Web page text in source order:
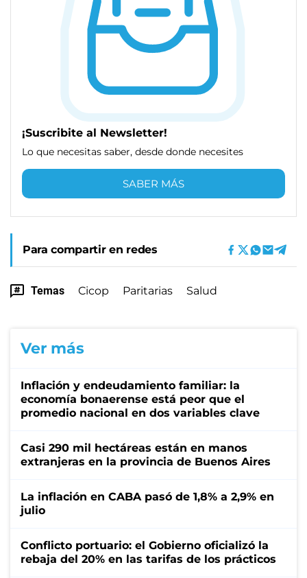
¡Suscribite al Newsletter!
Lo que necesitas saber, desde donde necesites
SABER MÁS
Para compartir en redes
Temas Cicop Paritarias Salud
Ver más
Inflación y endeudamiento familiar: la
economía bonaerense está peor que el
promedio nacional en dos variables clave
Casi 290 mil hectáreas están en manos
extranjeras en la provincia de Buenos Aires
La inflación en CABA pasó de 1,8% a 2,9% en
julio
Conflicto portuario: el Gobierno oficializó la
rebaja del 20% en las tarifas de los prácticos